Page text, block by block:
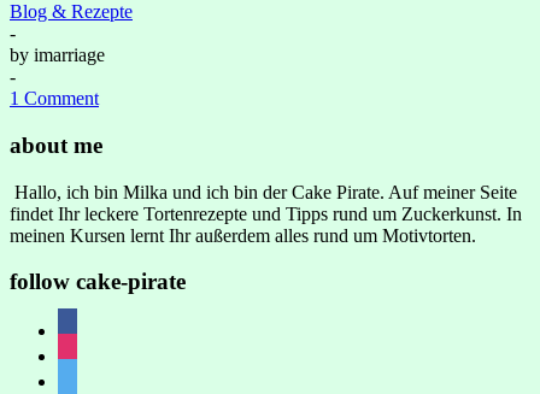
Blog & Rezepte
-
by imarriage
-
1 Comment
about me
Hallo, ich bin Milka und ich bin der Cake Pirate. Auf meiner Seite
findet Ihr leckere Tortenrezepte und Tipps rund um Zuckerkunst. In
meinen Kursen lernt Ihr außerdem alles rund um Motivtorten.
follow cake-pirate